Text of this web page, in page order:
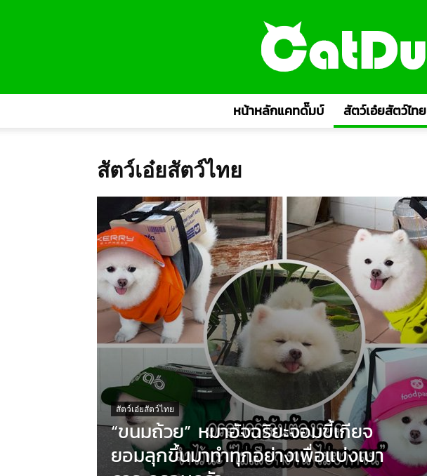
หน้าหลักแคทดั๊มบ์ สัตว์เอ๋ยสัตว์ไทย
สัตว์เอ๋ยสัตว์ไทย
สัตว์เอ๋ยสัตว์ไทย
“ขนมถ้วย” หมาอัจฉริยะจอมขี้เกียจ
ยอมลุกขึ้นมาทำทุกอย่างเพื่อแบ่งเบา